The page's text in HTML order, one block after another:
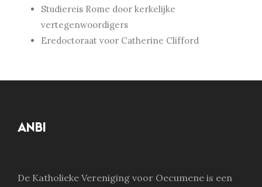
Studiereis Rome door kerkelijke
vertegenwoordigers
Eredoctoraat voor Catherine Clifford
ANBI
De Katholieke Vereniging voor Oecumene is een